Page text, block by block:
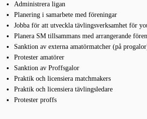
Administrera ligan
Planering i samarbete med föreningar
Jobba för att utveckla tävlingsverksamhet för
Planera SM tillsammans med arrangerande
Sanktion av externa amatörmatcher (på
Protester amatörer
Sanktion av Proffsgalor
Praktik och licensiera matchmakers
Praktik och licensiera tävlingsledare
Protester proffs